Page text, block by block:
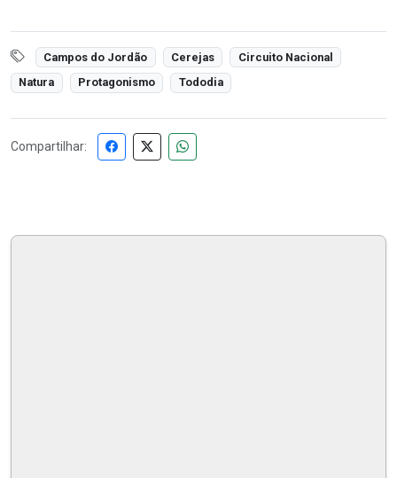
Campos do Jordão Cerejas
Circuito Nacional
Natura
Protagonismo Tododia
Compartilhar: